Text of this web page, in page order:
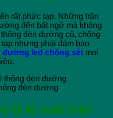
rất phức tạp. Những trận
đến bất ngờ mà không
đèn đường cũ, chống
nhưng phải đảm bảo
đường led chống sét mọi
đèn đường
tỷ lệ xuất hiện